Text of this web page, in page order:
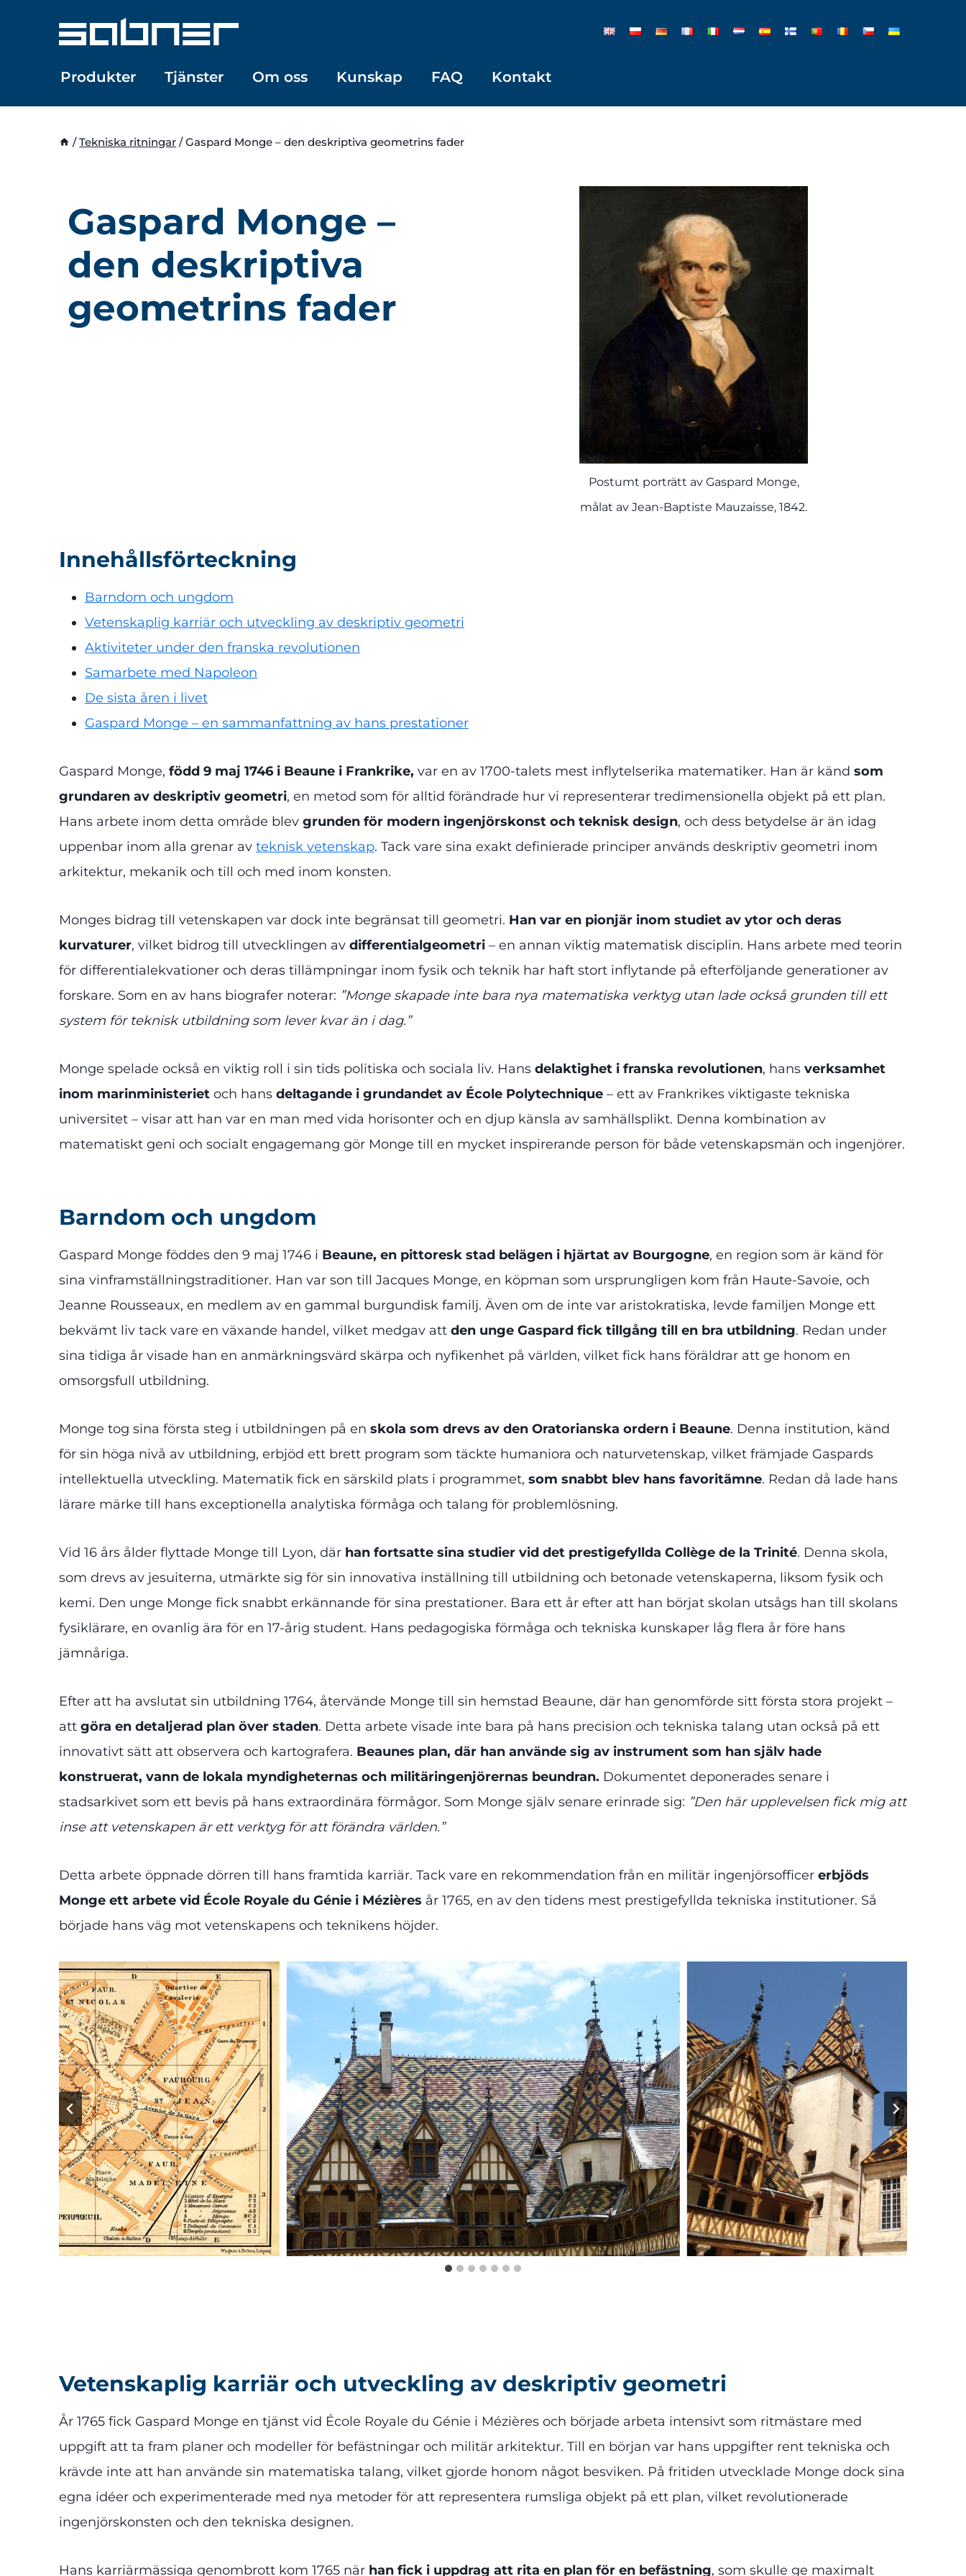
Produkter Tjänster Om oss Kunskap FAQ Kontakt
/ Tekniska ritningar / Gaspard Monge – den deskriptiva geometrins fader
Gaspard Monge –
den deskriptiva
geometrins fader
Postumt porträtt av Gaspard Monge,
målat av Jean-Baptiste Mauzaisse, 1842.
Innehållsförteckning
Barndom och ungdom
Vetenskaplig karriär och utveckling av deskriptiv geometri
Aktiviteter under den franska revolutionen
Samarbete med Napoleon
De sista åren i livet
Gaspard Monge – en sammanfattning av hans prestationer
Gaspard Monge, född 9 maj 1746 i Beaune i Frankrike, var en av 1700-talets mest inflytelserika matematiker. Han är känd som
grundaren av deskriptiv geometri, en metod som för alltid förändrade hur vi representerar tredimensionella objekt på ett plan.
Hans arbete inom detta område blev grunden för modern ingenjörskonst och teknisk design, och dess betydelse är än idag
uppenbar inom alla grenar av teknisk vetenskap. Tack vare sina exakt definierade principer används deskriptiv geometri inom
arkitektur, mekanik och till och med inom konsten.
Monges bidrag till vetenskapen var dock inte begränsat till geometri. Han var en pionjär inom studiet av ytor och deras
kurvaturer, vilket bidrog till utvecklingen av differentialgeometri – en annan viktig matematisk disciplin. Hans arbete med teorin
för differentialekvationer och deras tillämpningar inom fysik och teknik har haft stort inflytande på efterföljande generationer av
forskare. Som en av hans biografer noterar: ”Monge skapade inte bara nya matematiska verktyg utan lade också grunden till ett
system för teknisk utbildning som lever kvar än i dag.”
Monge spelade också en viktig roll i sin tids politiska och sociala liv. Hans delaktighet i franska revolutionen, hans verksamhet
inom marinministeriet och hans deltagande i grundandet av École Polytechnique – ett av Frankrikes viktigaste tekniska
universitet – visar att han var en man med vida horisonter och en djup känsla av samhällsplikt. Denna kombination av
matematiskt geni och socialt engagemang gör Monge till en mycket inspirerande person för både vetenskapsmän och ingenjörer.
Barndom och ungdom
Gaspard Monge föddes den 9 maj 1746 i Beaune, en pittoresk stad belägen i hjärtat av Bourgogne, en region som är känd för
sina vinframställningstraditioner. Han var son till Jacques Monge, en köpman som ursprungligen kom från Haute-Savoie, och
Jeanne Rousseaux, en medlem av en gammal burgundisk familj. Även om de inte var aristokratiska, levde familjen Monge ett
bekvämt liv tack vare en växande handel, vilket medgav att den unge Gaspard fick tillgång till en bra utbildning. Redan under
sina tidiga år visade han en anmärkningsvärd skärpa och nyfikenhet på världen, vilket fick hans föräldrar att ge honom en
omsorgsfull utbildning.
Monge tog sina första steg i utbildningen på en skola som drevs av den Oratorianska ordern i Beaune. Denna institution, känd
för sin höga nivå av utbildning, erbjöd ett brett program som täckte humaniora och naturvetenskap, vilket främjade Gaspards
intellektuella utveckling. Matematik fick en särskild plats i programmet, som snabbt blev hans favoritämne. Redan då lade hans
lärare märke till hans exceptionella analytiska förmåga och talang för problemlösning.
Vid 16 års ålder flyttade Monge till Lyon, där han fortsatte sina studier vid det prestigefyllda Collège de la Trinité. Denna skola,
som drevs av jesuiterna, utmärkte sig för sin innovativa inställning till utbildning och betonade vetenskaperna, liksom fysik och
kemi. Den unge Monge fick snabbt erkännande för sina prestationer. Bara ett år efter att han börjat skolan utsågs han till skolans
fysiklärare, en ovanlig ära för en 17-årig student. Hans pedagogiska förmåga och tekniska kunskaper låg flera år före hans
jämnåriga.
Efter att ha avslutat sin utbildning 1764, återvände Monge till sin hemstad Beaune, där han genomförde sitt första stora projekt –
att göra en detaljerad plan över staden. Detta arbete visade inte bara på hans precision och tekniska talang utan också på ett
innovativt sätt att observera och kartografera. Beaunes plan, där han använde sig av instrument som han själv hade
konstruerat, vann de lokala myndigheternas och militäringenjörernas beundran. Dokumentet deponerades senare i
stadsarkivet som ett bevis på hans extraordinära förmågor. Som Monge själv senare erinrade sig: ”Den här upplevelsen fick mig att
inse att vetenskapen är ett verktyg för att förändra världen.”
Detta arbete öppnade dörren till hans framtida karriär. Tack vare en rekommendation från en militär ingenjörsofficer erbjöds
Monge ett arbete vid École Royale du Génie i Mézières år 1765, en av den tidens mest prestigefyllda tekniska institutioner. Så
började hans väg mot vetenskapens och teknikens höjder.
Vetenskaplig karriär och utveckling av deskriptiv geometri
År 1765 fick Gaspard Monge en tjänst vid École Royale du Génie i Mézières och började arbeta intensivt som ritmästare med
uppgift att ta fram planer och modeller för befästningar och militär arkitektur. Till en början var hans uppgifter rent tekniska och
krävde inte att han använde sin matematiska talang, vilket gjorde honom något besviken. På fritiden utvecklade Monge dock sina
egna idéer och experimenterade med nya metoder för att representera rumsliga objekt på ett plan, vilket revolutionerade
ingenjörskonsten och den tekniska designen.
Hans karriärmässiga genombrott kom 1765 när han fick i uppdrag att rita en plan för en befästning, som skulle ge maximalt